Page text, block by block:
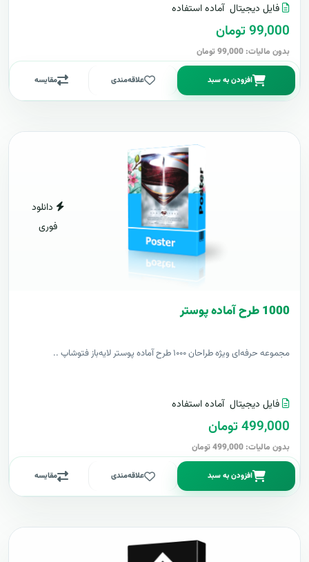
فایل دیجیتال آماده استفاده
99,000 تومان
بدون مالیات: 99,000 تومان
افزودن به سبد علاقه‌مندی مقایسه
دانلود
فوری
1000 طرح آماده پوستر
مجموعه حرفه‌ای ویژه طراحان ۱۰۰۰ طرح آماده پوستر لایه‌باز فتوشاپ ..
فایل دیجیتال آماده استفاده
499,000 تومان
بدون مالیات: 499,000 تومان
افزودن به سبد علاقه‌مندی مقایسه